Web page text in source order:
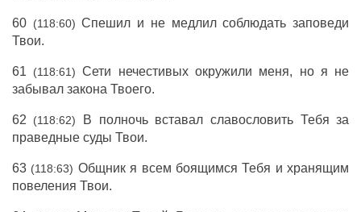
60 (118:60) Спешил и не медлил соблюдать заповеди
Твои.
61 (118:61) Сети нечестивых окружили меня, но я не
забывал закона Твоего.
62 (118:62)
В полночь вставал славословить Тебя за
праведные суды Твои.
63 (118:63) Общник я всем боящимся Тебя и хранящим
повеления Твои.